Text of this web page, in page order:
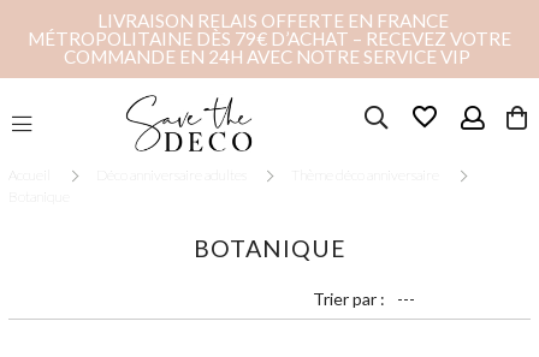
LIVRAISON RELAIS OFFERTE EN FRANCE
MÉTROPOLITAINE DÈS 79€ D’ACHAT – RECEVEZ VOTRE
COMMANDE EN 24H AVEC NOTRE SERVICE VIP
favorite_border
Accueil Déco anniversaire adultes
Thème déco anniversaire
Botanique
BOTANIQUE
Trier par :